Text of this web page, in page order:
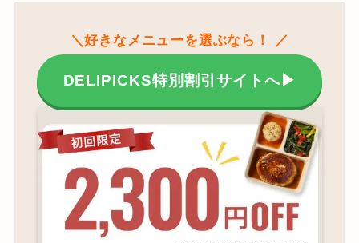
＼好きなメニューを選ぶなら！ ／
DELIPICKS特別割引サイトへ▶